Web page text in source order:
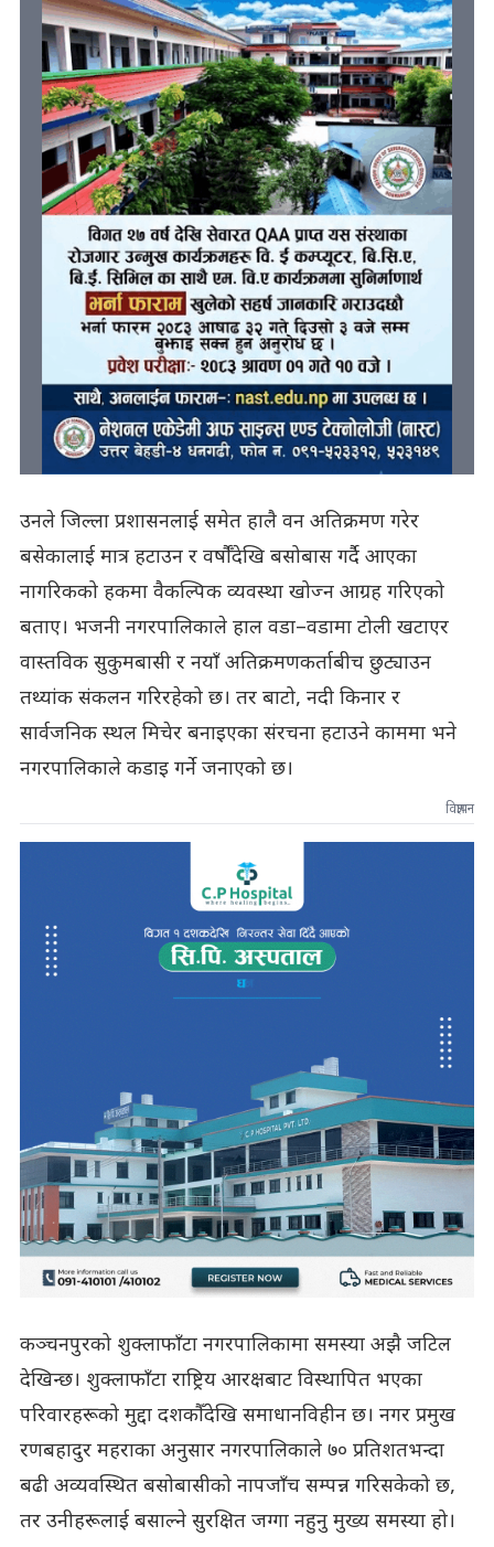
उनले जिल्ला प्रशासनलाई समेत हालै वन अतिक्रमण गरेर
बसेकालाई मात्र हटाउन र वर्षौँदेखि बसोबास गर्दै आएका
नागरिकको हकमा वैकल्पिक व्यवस्था खोज्न आग्रह गरिएको
बताए। भजनी नगरपालिकाले हाल वडा–वडामा टोली खटाएर
वास्तविक सुकुमबासी र नयाँ अतिक्रमणकर्ताबीच छुट्याउन
तथ्यांक संकलन गरिरहेको छ। तर बाटो, नदी किनार र
सार्वजनिक स्थल मिचेर बनाइएका संरचना हटाउने काममा भने
नगरपालिकाले कडाइ गर्ने जनाएको छ।
विज्ञापन
कञ्चनपुरको शुक्लाफाँटा नगरपालिकामा समस्या अझै जटिल
देखिन्छ। शुक्लाफाँटा राष्ट्रिय आरक्षबाट विस्थापित भएका
परिवारहरूको मुद्दा दशकौँदेखि समाधानविहीन छ। नगर प्रमुख
रणबहादुर महराका अनुसार नगरपालिकाले ७० प्रतिशतभन्दा
बढी अव्यवस्थित बसोबासीको नापजाँच सम्पन्न गरिसकेको छ,
तर उनीहरूलाई बसाल्ने सुरक्षित जग्गा नहुनु मुख्य समस्या हो।